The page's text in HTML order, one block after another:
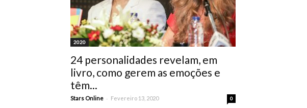
2020
24 personalidades revelam, em
livro, como gerem as emoções e
têm...
Stars Online - Fevereiro 13, 2020 0